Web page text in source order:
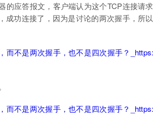
的应答报文，客户端认为这个TCP连接请
成功连接了，因为是讨论的两次握手，所